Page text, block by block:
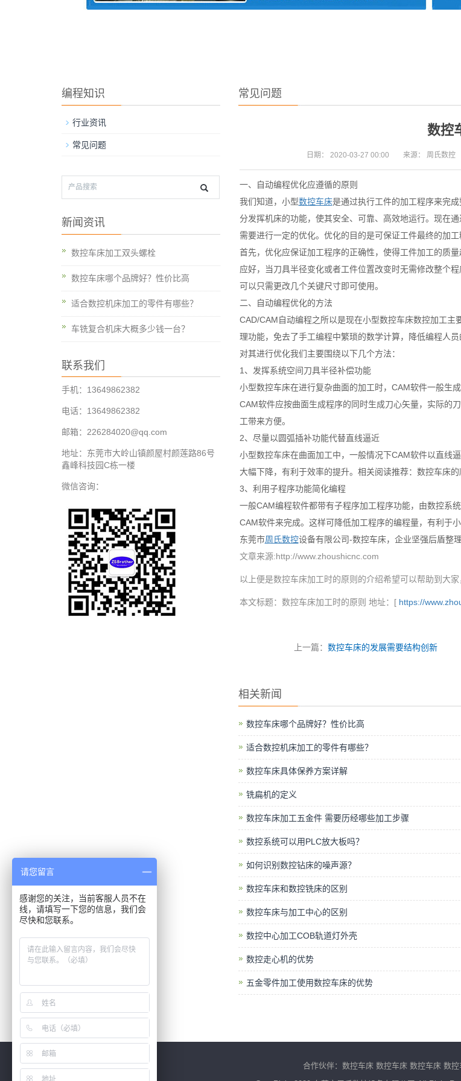
常见问题
数控
日期：2020-03-27 00:00 来源： 周氏数控
一、自动编程优化应遵循的原则
我们知道，小型数控车床是通过执行工件的加工程序来完
分发挥机床的功能，使其安全、可靠、高效地运行。现在
需要进行一定的优化。优化的目的是可保证工件最终的加
首先，优化应保证加工程序的正确性，使得工件加工的质
应好，当刀具半径变化或者工件位置改变时无需修改整个
可以只需更改几个关键尺寸即可使用。
二、自动编程优化的方法
CAD/CAM自动编程之所以是现在小型数控车床数控加工
理功能，免去了手工编程中繁琐的数学计算，降低编程人
对其进行优化我们主要围绕以下几个方法：
1、发挥系统空间刀具半径补偿功能
小型数控车床在进行复杂曲面的加工时，CAM软件一般生
CAM软件应按曲面生成程序的同时生成刀心矢量，实际的
工带来方便。
2、尽量以圆弧插补功能代替直线逼近
小型数控车床在曲面加工中，一般情况下CAM软件以直线
大幅下降，有利于效率的提升。相关阅读推荐：数控车床
3、利用子程序功能简化编程
一般CAM编程软件都带有子程序加工程序功能，由数控系
CAM软件来完成。这样可降低加工程序的编程量，有利于
东莞市周氏数控设备有限公司-数控车床，企业坚强后盾整理
文章来源:http://www.zhoushicnc.com
以上便是数控车床加工时的原则的介绍希望可以帮助到大家
本文标题：数控车床加工时的原则 地址：[https://
上一篇：数控车床的发展需要结构创新
相关新闻
数控车床哪个品牌好？性价比高
适合数控机床加工的零件有哪些？
数控车床具体保养方案详解
铣扁机的定义
数控车床加工五金件 需要历经哪些加工步骤
数控系统可以用PLC放大板吗？
如何识别数控钻床的噪声源？
数控车床和数控铣床的区别
数控车床与加工中心的区别
数控中心加工COB轨道灯外壳
数控走心机的优势
五金零件加工使用数控车床的优势
编程知识
行业资讯
常见问题
新闻资讯
数控车床加工双头螺栓
数控车床哪个品牌好？性价比高
适合数控机床加工的零件有哪些？
车铣复合机床大概多少钱一台？
联系我们
手机：13649862382
电话：13649862382
邮箱：226284020@qq.com
地址：东莞市大岭山镇颜屋村颜莲路86号
鑫峰科技园C栋一楼
微信咨询：
合作伙伴： 数控车床 数控车床 数控车床 数控
请您留言
感谢您的关注，当前客服人员不在
线，请填写一下您的信息，我们会
尽快和您联系。